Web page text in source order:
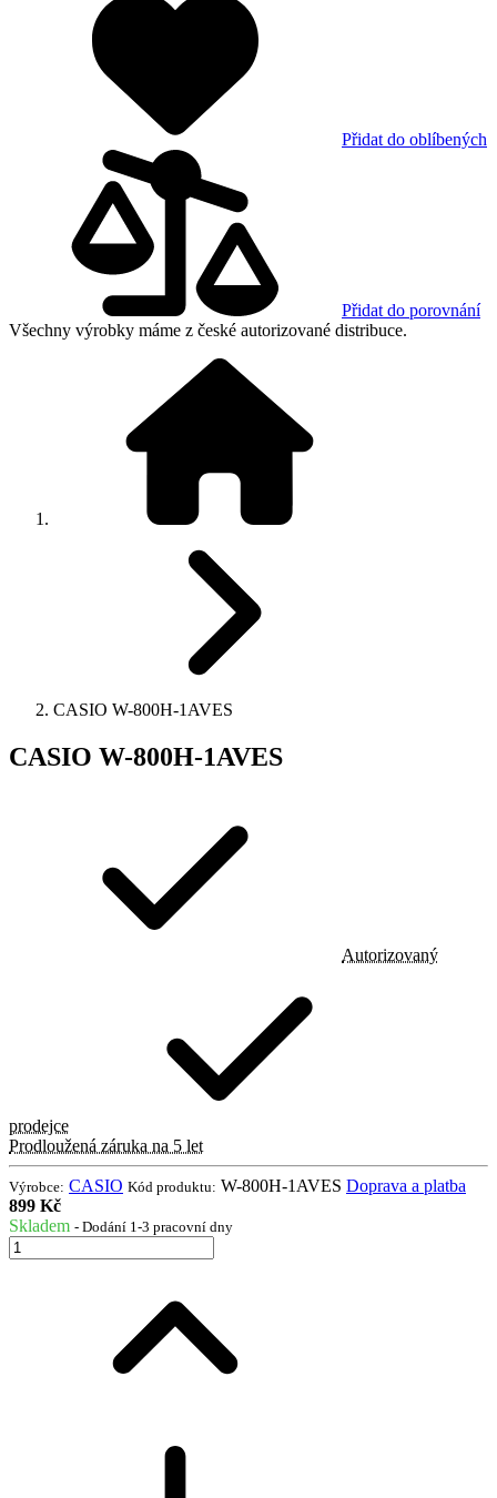
Přidat do oblíbených
Přidat do porovnání
Všechny výrobky máme z české autorizované distribuce.
CASIO W-800H-1AVES
CASIO W-800H-1AVES
Autorizovaný
prodejce
Prodloužená záruka na 5 let
Výrobce: CASIO Kód produktu: W-800H-1AVES Doprava a platba
899 Kč
Skladem - Dodání 1-3 pracovní dny